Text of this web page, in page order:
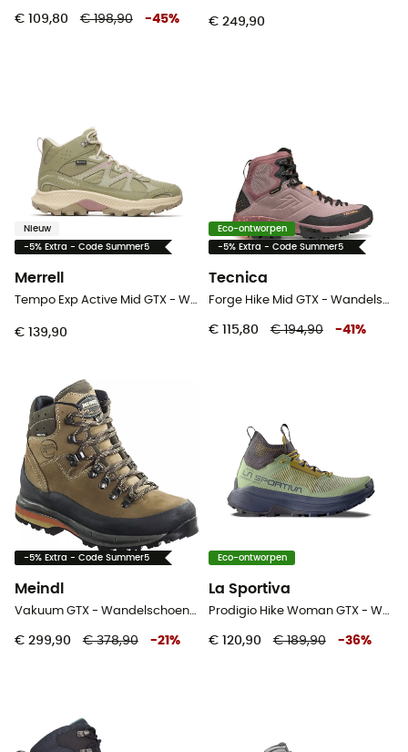
€ 109,80 € 198,90 -45% € 249,90
Nieuw
-5% Extra - Code Summer5
Merrell
Tempo Exp Active Mid GTX - Wandelschoenen - Dames
€ 139,90
Eco-ontworpen
-5% Extra - Code Summer5
Tecnica
Forge Hike Mid GTX - Wandelschoenen - Dames
€ 115,80 € 194,90 -41 %
-5% Extra - Code Summer5
Meindl
Vakuum GTX - Wandelschoenen Dames
€ 299,90 € 378,90 -21 %
Eco-ontworpen
La Sportiva
Prodigio Hike Woman GTX - Wandelschoenen - Dames
€ 120,90 € 189,90 -36%